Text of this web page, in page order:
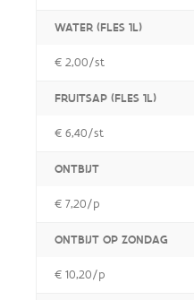
WATER (FLES 1L)
€ 2,00/st
FRUITSAP (FLES 1L)
€ 6,40/st
ONTBIJT
€ 7,20/p
ONTBIJT OP ZONDAG
€ 10,20/p